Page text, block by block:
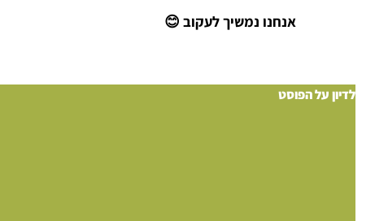
אנחנו נמשיך לעקוב 😊
לדיון על הפוסט